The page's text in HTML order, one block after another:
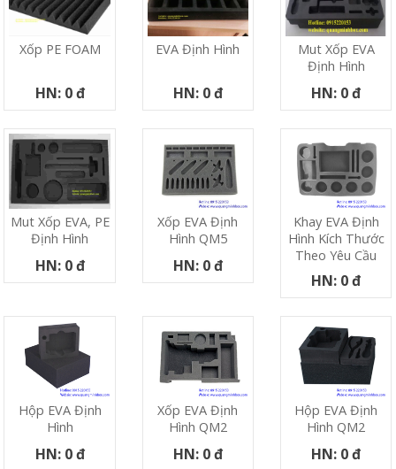
Xốp PE FOAM
HN: 0 đ
EVA Định Hình
HN: 0 đ
Mut Xốp EVA
Định Hình
HN: 0 đ
Mut Xốp EVA, PE
Định Hình
HN: 0 đ
Xốp EVA Định
Hình QM5
HN: 0 đ
Khay EVA Định
Hình Kích Thước
Theo Yêu Cầu
HN: 0 đ
Hộp EVA Định
Hình
HN: 0 đ
Xốp EVA Định
Hình QM2
HN: 0 đ
Hộp EVA Định
Hình QM2
HN: 0 đ